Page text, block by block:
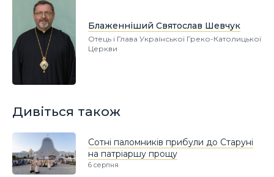
Блаженніший Святослав Шевчук
Отець і Глава Української Греко-Католицької
Церкви
Дивіться також
Сотні паломників прибули до Старуні
на патріаршу прощу
6 серпня